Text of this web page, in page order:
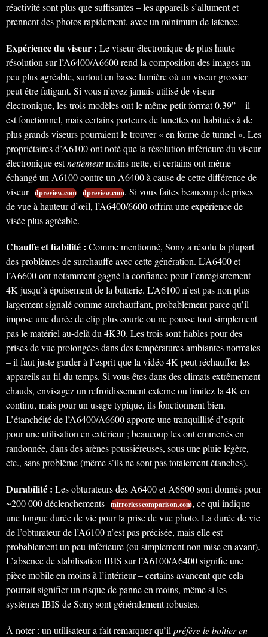
réactivité sont plus que suffisantes – les appareils s’allument et
prennent des photos rapidement, avec un minimum de latence.
Expérience du viseur : Le viseur électronique de plus haute
résolution sur l’A6400/A6600 rend la composition des images un
peu plus agréable, surtout en basse lumière où un viseur grossier
peut être fatigant. Si vous n’avez jamais utilisé de viseur
électronique, les trois modèles ont le même petit format 0,39” – il
est fonctionnel, mais certains porteurs de lunettes ou habitués à de
plus grands viseurs pourraient le trouver « en forme de tunnel ». Les
propriétaires d’A6100 ont noté que la résolution inférieure du viseur
électronique estnettementmoins nette, et certains ont même
échangé un A6100 contre un A6400 à cause de cette différence de
viseur dpreview.com dpreview.com. Si vous faites beaucoup de prises
de vue à hauteur d’œil, l’A6400/6600 offrira une expérience de
visée plus agréable.
Chauffe et fiabilité : Comme mentionné, Sony a résolu la plupart
des problèmes de surchauffe avec cette génération. L’A6400 et
l’A6600 ont notamment gagné la confiance pour l’enregistrement
4K jusqu’à épuisement de la batterie. L’A6100 n’est pas non plus
largement signalé comme surchauffant, probablement parce qu’il
impose une durée de clip plus courte ou ne pousse tout simplement
pas le matériel au-delà du 4K30. Les trois sont fiables pour des
prises de vue prolongées dans des températures ambiantes normales
– il faut juste garder à l’esprit que la vidéo 4K peut réchauffer les
appareils au fil du temps. Si vous êtes dans des climats extrêmement
chauds, envisagez un refroidissement externe ou limitez la 4K en
continu, mais pour un usage typique, ils fonctionnent bien.
L’étanchéité de l’A6400/A6600 apporte une tranquillité d’esprit
pour une utilisation en extérieur ; beaucoup les ont emmenés en
randonnée, dans des arènes poussiéreuses, sous une pluie légère,
etc., sans problème (même s’ils ne sont pas totalement étanches).
Durabilité : Les obturateurs des A6400 et A6600 sont donnés pour
~200 000 déclenchements mirrorlesscomparison.com, ce qui indique
une longue durée de vie pour la prise de vue photo. La durée de vie
de l’obturateur de l’A6100 n’est pas précisée, mais elle est
probablement un peu inférieure (ou simplement non mise en avant).
L’absence de stabilisation IBIS sur l’A6100/A6400 signifie une
pièce mobile en moins à l’intérieur – certains avancent que cela
pourrait signifier un risque de panne en moins, même si les
systèmes IBIS de Sony sont généralement robustes.
À noter : un utilisateur a fait remarquer qu’ilpréfère le boîtier en